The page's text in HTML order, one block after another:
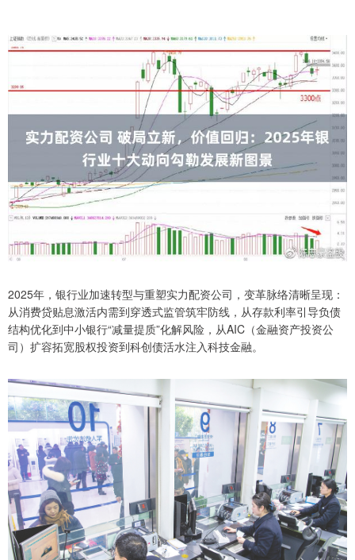
2025年，银行业加速转型与重塑实力配资公司，变革脉络清晰呈现：
从消费贷贴息激活内需到穿透式监管筑牢防线，从存款利率引导负债
结构优化到中小银行“减量提质”化解风险，从AIC（金融资产投资公
司）扩容拓宽股权投资到科创债活水注入科技金融。